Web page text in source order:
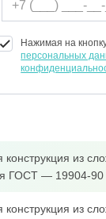
Нажимая на
персональных
из
ГОСТ — 19904-90
из